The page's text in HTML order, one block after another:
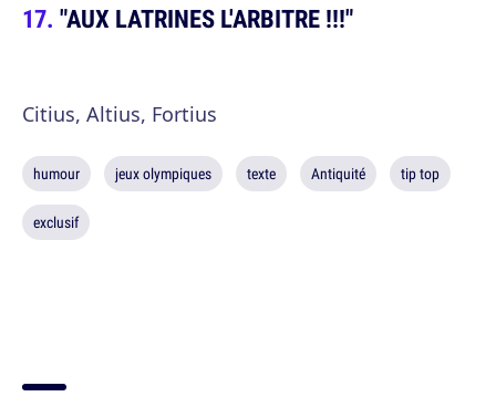
"AUX LATRINES L'ARBITRE !!!"
Citius, Altius, Fortius
humour jeux olympiques texte Antiquité tip top
exclusif